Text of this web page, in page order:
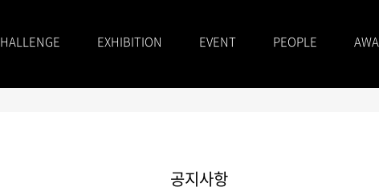
EXHIBITION EVENT PEOPLE
공지사항